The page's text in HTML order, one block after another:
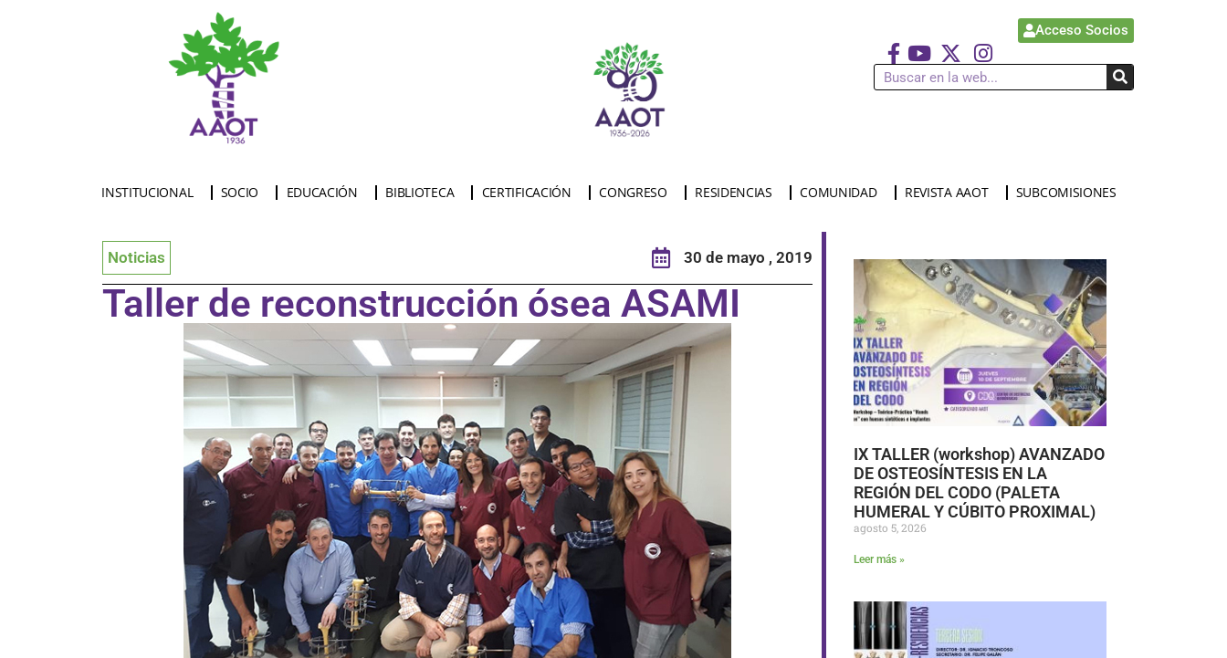
Acceso Socios
INSTITUCIONAL SOCIO EDUCACIÓN BIBLIOTECA CERTIFICACIÓN CONGRESO RESIDENCIAS COMUNIDAD REVISTA AAOT SUBCOMISIONES
Noticias 30 de mayo , 2019
Taller de reconstrucción ósea ASAMI
IX TALLER (workshop) AVANZADO
DE OSTEOSÍNTESIS EN LA
REGIÓN DEL CODO (PALETA
HUMERAL Y CÚBITO PROXIMAL)
agosto 5, 2026
Leer más »